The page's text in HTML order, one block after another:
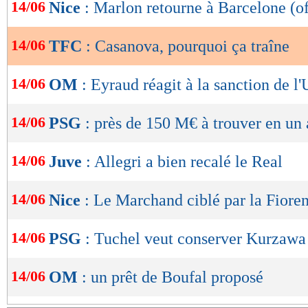
de
OK
14/06 Nice : Marlon retourne à Barcelone
14/06 TFC : Casanova, pourquoi ça traîne
14/06 OM : Eyraud réagit à la sanction de
14/06 PSG : près de 150 M€ à trouver en un
14/06 Juve : Allegri a bien recalé le Real
14/06 Nice : Le Marchand ciblé par la
14/06 PSG : Tuchel veut conserver
14/06 OM : un prêt de Boufal proposé